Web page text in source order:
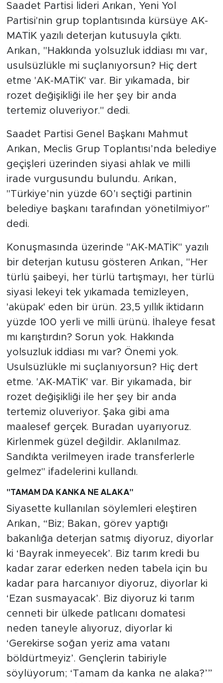
Saadet Partisi lideri Arıkan, Yeni Yol
Partisi'nin grup toplantısında kürsüye AK-
MATİK yazılı deterjan kutusuyla çıktı.
Arıkan, "Hakkında yolsuzluk iddiası mı var,
usulsüzlükle mi suçlanıyorsun? Hiç dert
etme 'AK-MATİK' var. Bir yıkamada, bir
rozet değişikliği ile her şey bir anda
tertemiz oluveriyor." dedi.
Saadet Partisi Genel Başkanı Mahmut
Arıkan, Meclis Grup Toplantısı’nda belediye
geçişleri üzerinden siyasi ahlak ve milli
irade vurgusundu bulundu. Arıkan,
"Türkiye’nin yüzde 60’ı seçtiği partinin
belediye başkanı tarafından yönetilmiyor"
dedi.
Konuşmasında üzerinde "AK-MATİK" yazılı
bir deterjan kutusu gösteren Arıkan, "Her
türlü şaibeyi, her türlü tartışmayı, her türlü
siyasi lekeyi tek yıkamada temizleyen,
'aküpak' eden bir ürün. 23,5 yıllık iktidarın
yüzde 100 yerli ve milli ürünü. İhaleye fesat
mı karıştırdın? Sorun yok. Hakkında
yolsuzluk iddiası mı var? Önemi yok.
Usulsüzlükle mi suçlanıyorsun? Hiç dert
etme. 'AK-MATİK' var. Bir yıkamada, bir
rozet değişikliği ile her şey bir anda
tertemiz oluveriyor. Şaka gibi ama
maalesef gerçek. Buradan uyarıyoruz.
Kirlenmek güzel değildir. Aklanılmaz.
Sandıkta verilmeyen irade transferlerle
gelmez" ifadelerini kullandı.
"TAMAM DA KANKA NE ALAKA"
Siyasette kullanılan söylemleri eleştiren
Arıkan, “Biz; Bakan, görev yaptığı
bakanlığa deterjan satmış diyoruz, diyorlar
ki ‘Bayrak inmeyecek’. Biz tarım kredi bu
kadar zarar ederken neden tabela için bu
kadar para harcanıyor diyoruz, diyorlar ki
‘Ezan susmayacak’. Biz diyoruz ki tarım
cenneti bir ülkede patlıcanı domatesi
neden taneyle alıyoruz, diyorlar ki
‘Gerekirse soğan yeriz ama vatanı
böldürtmeyiz’. Gençlerin tabiriyle
söylüyorum; ‘Tamam da kanka ne alaka?’”
TARİHTEN GÜNÜMÜZE
TARİH
KADIN
SAĞLIK
MEDYA KÖŞESİ
FOTO GALERİ
VİDEOLAR
ALINTI YAZARLAR
SOSYAL MEDYA